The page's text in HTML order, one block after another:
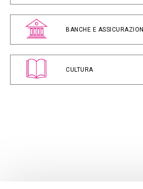
BANCHE E ASSICURAZIONI
CULTURA